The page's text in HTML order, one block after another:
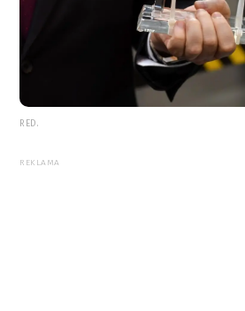
RED.
REKLAMA